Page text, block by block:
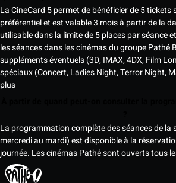
La CineCard 5 permet de bénéficier de 5
préférentiel et est valable 3 mois à partir de la
utilisable dans la limite de 5 places par séance
les séances dans les cinémas du groupe Pathé
suppléments éventuels (3D, IMAX, 4DX, Film
spéciaux (Concert, Ladies Night, Terror Night,
plus
La programmation complète des séances de la
mercredi au mardi) est disponible à la
journée. Les cinémas Pathé sont ouverts tous